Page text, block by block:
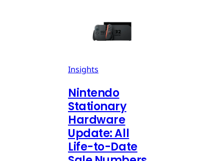
Insights
Nintendo
Stationary
Hardware
Update: All
Life-to-Date